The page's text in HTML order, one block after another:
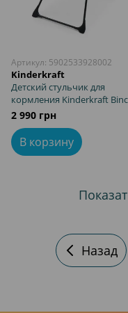
Артикул: 5902533928002
Kinderkraft
Детский стульчик для
кормления Kinderkraft
Grey (KHBINC00GRY0000)
2 990 грн
В корзину
Назад